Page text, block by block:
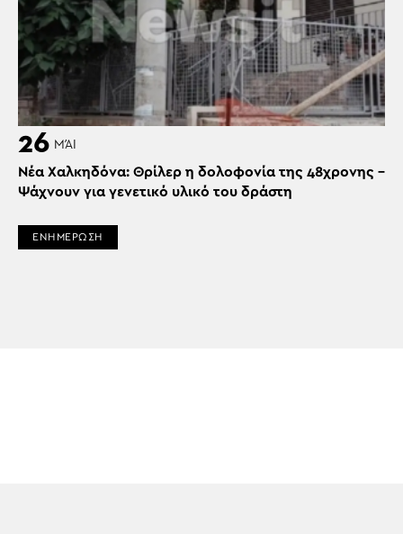
26 ΜΆΙ
Νέα Χαλκηδόνα: Θρίλερ η δολοφονία της 48χρονης –
Ψάχνουν για γενετικό υλικό του δράστη
ΕΝΗΜΕΡΩΣΗ